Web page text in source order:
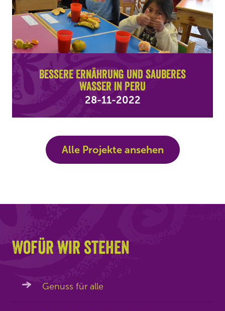
Bessere Ernährung und sauberes
Wasser in Peru
28-11-2022
Alle Projekte ansehen
Wofür wir stehen
Genuss für alle